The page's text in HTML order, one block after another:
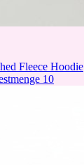
Fleece Hoodie
10